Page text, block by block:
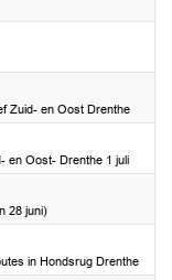
Zuid- en Oost Drenthe
en Oost- Drenthe 1 juli
28 juni)
in Hondsrug Drenthe